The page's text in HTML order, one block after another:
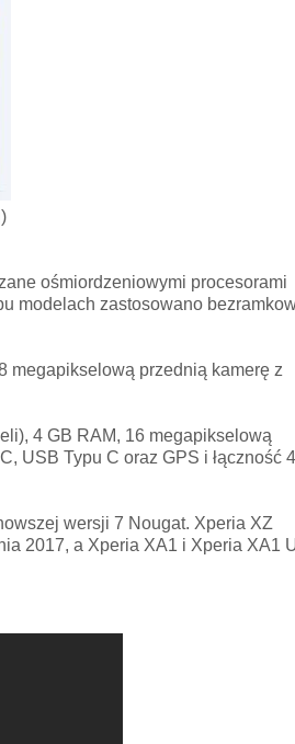
ośmiordzeniowymi procesorami
modelach zastosowano
megapikselową przednią kamerę z
4 GB RAM, 16 megapikselową
USB Typu C oraz GPS i łączność
wersji 7 Nougat. Xperia XZ
2017, a Xperia XA1 i Xperia XA1